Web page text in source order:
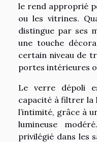
le rend approprié
ou les vitrines.
distingue par ses
une touche
certain niveau de
portes intérieures
Le verre dépoli
capacité à filtrer la
l’intimité, grâce à
lumineuse
privilégié dans les